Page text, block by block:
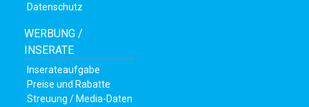
Datenschutz
WERBUNG /
INSERATE
Inserateaufgabe
Preise und Rabatte
Streuung / Media-Daten